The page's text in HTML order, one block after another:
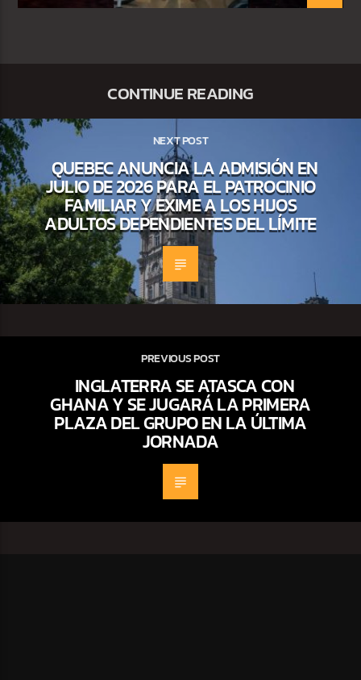
CONTINUE READING
NEXT POST
QUEBEC ANUNCIA LA ADMISIÓN EN
JULIO DE 2026 PARA EL PATROCINIO
FAMILIAR Y EXIME A LOS HIJOS
ADULTOS DEPENDIENTES DEL LÍMITE
PREVIOUS POST
INGLATERRA SE ATASCA CON
GHANA Y SE JUGARÁ LA PRIMERA
PLAZA DEL GRUPO EN LA ÚLTIMA
JORNADA